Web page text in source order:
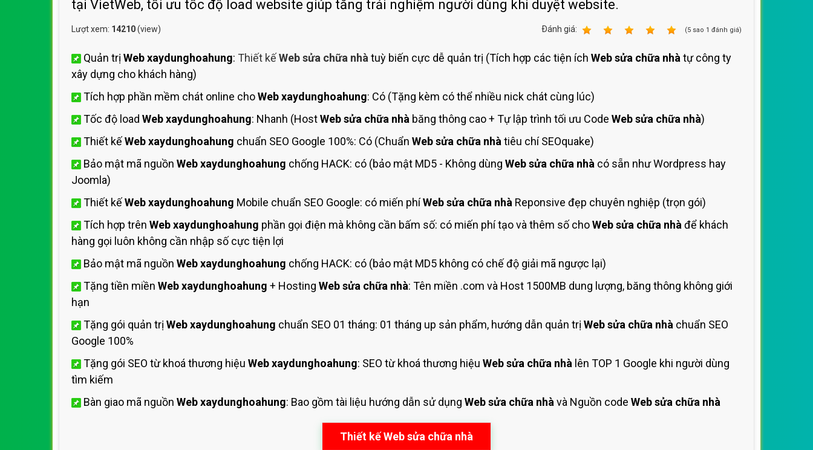
Bảng giá quản trị Website
tại VietWeb, tối ưu tốc độ load website giúp tăng trải nghiệm người dùng khi duyệt website.
Lượt xem: 14210(view) Ðánh giá: (5 sao 1 đánh giá)
Quản trị Web xaydunghoahung: Thiết kếWeb sửa chữa nhà tuỳ biến cực dễ quản trị (Tích hợp các tiện ích Web sửa chữa nhà tự công ty
xây dựng cho khách hàng)
Tích hợp phần mềm chát online choWeb xaydunghoahung: Có (Tặng kèm có thể nhiều nick chát cùng lúc)
Tốc độ load Web xaydunghoahung: Nhanh (HostWeb sửa chữa nhà băng thông cao + Tự lập trình tối ưu Code Web sửa chữa nhà)
Thiết kếWeb xaydunghoahung chuẩn SEO Google 100%: Có (Chuẩn Web sửa chữa nhà tiêu chí SEOquake)
Bảo mật mã nguồn Web xaydunghoahung chống HACK: có (bảo mật MD5 - Không dùng Web sửa chữa nhà có sẵn như Wordpress hay
Joomla)
Thiết kếWeb xaydunghoahung Mobile chuẩn SEO Google: có miến phíWeb sửa chữa nhà Reponsive đẹp chuyên nghiệp (trọn gói)
Tích hợp trên Web xaydunghoahung phần gọi điện mà không cần bấm số: có miến phí tạo và thêm số choWeb sửa chữa nhà để khách
hàng gọi luôn không cần nhập số cực tiện lợi
Bảo mật mã nguồn Web xaydunghoahung chống HACK: có (bảo mật MD5 không có chế độ giải mã ngược lại)
Tặng tiền miền Web xaydunghoahung + Hosting Web sửa chữa nhà: Tên miền .com và Host 1500MB dung lượng, băng thông không giới
hạn
Tặng gói quản trị Web xaydunghoahung chuẩn SEO 01 tháng: 01 tháng up sản phẩm, hướng dẫn quản trị Web sửa chữa nhà chuẩn SEO
Google 100%
Tặng gói SEO từ khoá thương hiệu Web xaydunghoahung: SEO từ khoá thương hiệu Web sửa chữa nhà lên TOP 1 Google khi người dùng
tìm kiếm
Bàn giao mã nguồn Web xaydunghoahung: Bao gồm tài liệu hướng dẫn sử dụng Web sửa chữa nhà và Nguồn code Web sửa chữa nhà
Thiết kế Web sửa chữa nhà